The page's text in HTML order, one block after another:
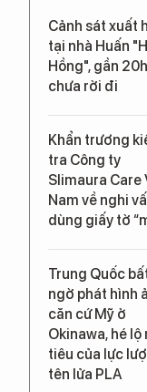
Cảnh sát xuất
tại nhà Huấn
Hồng", gần 20h
chưa rời đi
Khẩn trương
tra Công ty
Slimaura Care
Nam về nghi
dùng giấy tờ
Trung Quốc
ngờ phát hình
căn cứ Mỹ ở
Okinawa, hé lộ
tiêu của lực
tên lửa PLA